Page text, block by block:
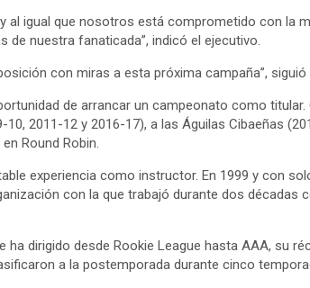
al igual que nosotros está comprometido con la
de nuestra fanaticada”, indicó el ejecutivo.
con miras a esta próxima campaña”, siguió
de arrancar un campeonato como
2011-12 y 2016-17), a las Águilas Cibaeñas
Round Robin.
experiencia como instructor. En 1999 y con
con la que trabajó durante dos décadas
dirigido desde Rookie League hasta AAA, su
a la postemporada durante cinco